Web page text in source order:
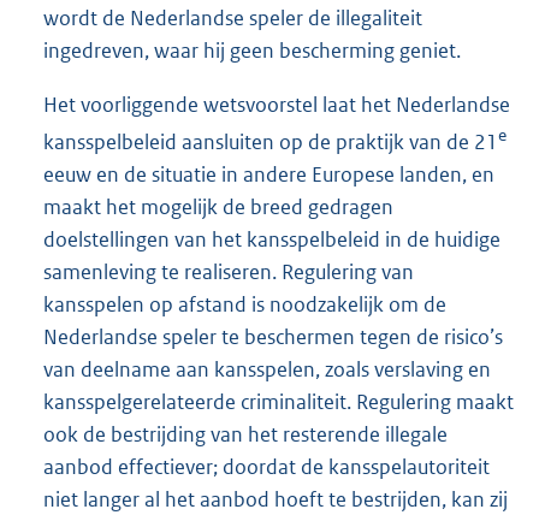
wordt de Nederlandse speler de illegaliteit
ingedreven, waar hij geen bescherming geniet.
Het voorliggende wetsvoorstel laat het Nederlandse
kansspelbeleid aansluiten op de praktijk van de 21 e
eeuw en de situatie in andere Europese landen, en
maakt het mogelijk de breed gedragen
doelstellingen van het kansspelbeleid in de huidige
samenleving te realiseren. Regulering van
kansspelen op afstand is noodzakelijk om de
Nederlandse speler te beschermen tegen de risico’s
van deelname aan kansspelen, zoals verslaving en
kansspelgerelateerde criminaliteit. Regulering maakt
ook de bestrijding van het resterende illegale
aanbod effectiever; doordat de kansspelautoriteit
niet langer al het aanbod hoeft te bestrijden, kan zij